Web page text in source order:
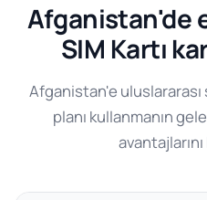
Afganistan'de
SIM Kartı
Afganistan'e
planı kullanmanın
avantajlarını